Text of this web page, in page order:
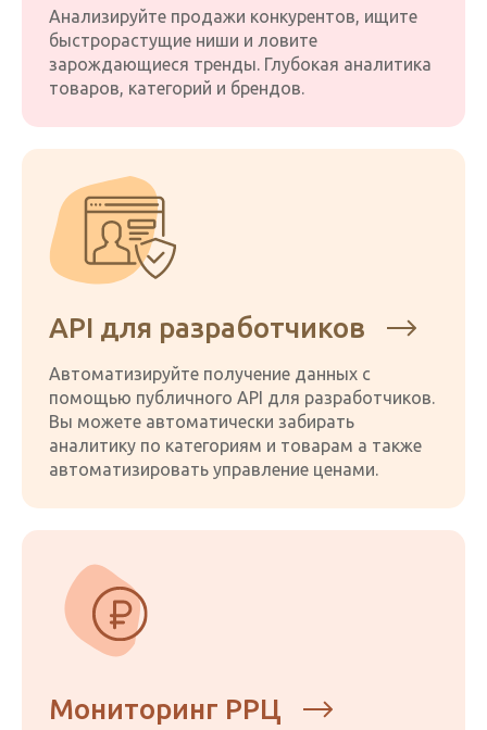
Анализируйте продажи конкурентов, ищите
быстрорастущие ниши и ловите
зарождающиеся тренды. Глубокая аналитика
товаров, категорий и брендов.
API для разработчиков
Автоматизируйте получение данных с
помощью публичного API для разработчиков.
Вы можете автоматически забирать
аналитику по категориям и товарам а также
автоматизировать управление ценами.
Мониторинг РРЦ